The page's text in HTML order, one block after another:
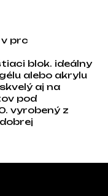
prc
blok. ideálny
alebo akrylu
aj na
pod
vyrobený z